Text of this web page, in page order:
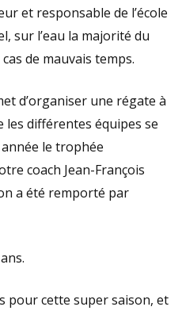
et responsable de l’école
sur l’eau la majorité du
de mauvais temps.
d’organiser une régate à
différentes équipes se
le trophée
coach Jean-François
a été remporté par
pour cette super saison, et